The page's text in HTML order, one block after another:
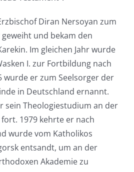
Diran Nersoyan zum
und bekam den
Im gleichen Jahr wurde
I. zur Fortbildung nach
wurde er zum Seelsorger der
in Deutschland ernannt.
sein Theologiestudium an der
1979 kehrte er nach
wurde vom Katholikos
entsandt, um an der
Akademie zu